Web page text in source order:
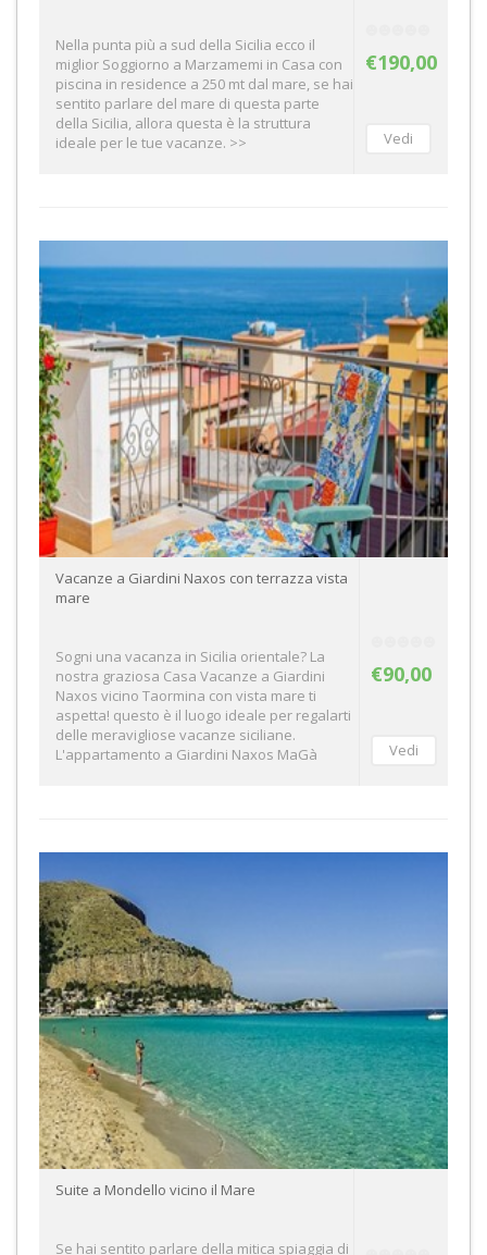
€190,00
Nella punta più a sud della Sicilia ecco il
miglior Soggiorno a Marzamemi in Casa con
piscina in residence a 250 mt dal mare, se hai
sentito parlare del mare di questa parte
della Sicilia, allora questa è la struttura
ideale per le tue vacanze. >>
€90,00
Vacanze a Giardini Naxos con terrazza vista
mare
Sogni una vacanza in Sicilia orientale? La
nostra graziosa Casa Vacanze a Giardini
Naxos vicino Taormina con vista mare ti
aspetta! questo è il luogo ideale per regalarti
delle meravigliose vacanze siciliane.
L'appartamento a Giardini Naxos MaGà
Suite a Mondello vicino il Mare
Se hai sentito parlare della mitica spiaggia di